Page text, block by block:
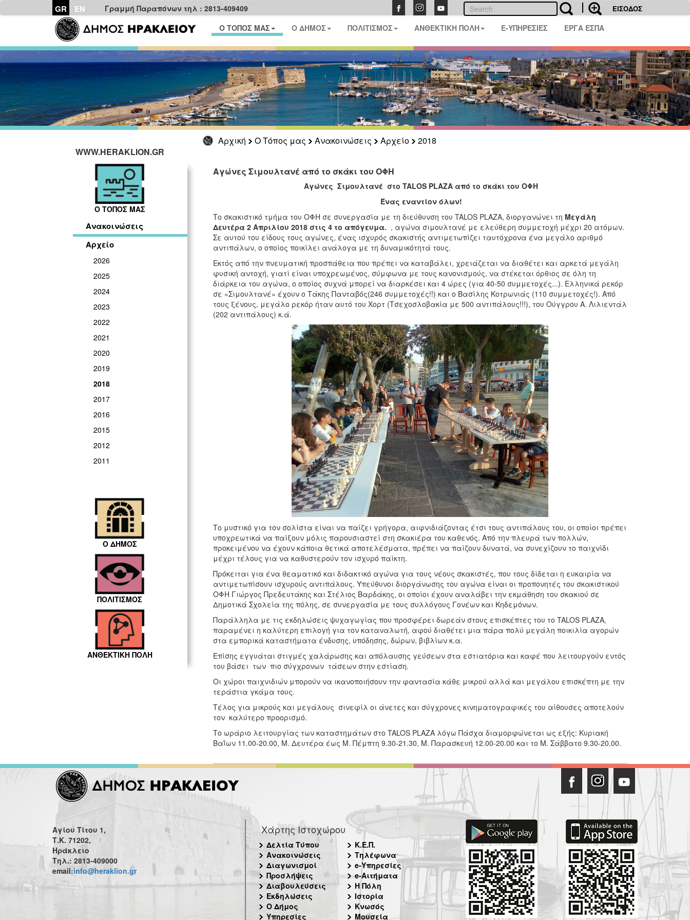
GR EN Γραμμή Παραπόνων τηλ : 2813-409409 ΕΙΣΟΔΟΣ
Ο ΤΟΠΟΣ ΜΑΣ Ο ΔΗΜΟΣ ΠΟΛΙΤΙΣΜΟΣ ΑΝΘΕΚΤΙΚΗ ΠΟΛΗ E-ΥΠΗΡΕΣΙΕΣ ΕΡΓΑ ΕΣΠΑ
Αρχική Ο Τόπος μας Ανακοινώσεις Αρχείο
2018
WWW.HERAKLION.GR
Ο ΤΟΠΟΣ ΜΑΣ
Ανακοινώσεις
Αρχείο
2026
2025
2024
2023
2022
2021
2020
2019
2018
2017
2016
2015
2012
2011
Ο ΔΗΜΟΣ
ΠΟΛΙΤΙΣΜΟΣ
ΑΝΘΕΚΤΙΚΗ ΠΟΛΗ
Αγώνες Σιμουλτανέ από το σκάκι του ΟΦΗ
Αγώνες Σιμουλτανέ στοTALOS PLAZA από το σκάκι του ΟΦΗ
Ένας εναντίον όλων!
Το σκακιστικό τμήμα του ΟΦΗ σε συνεργασία με τη διεύθυνση του TALOS PLAZA, διοργανώνει τη Μεγάλη
Δευτέρα 2 Απριλίου 2018 στις 4 το απόγευμα. , αγώνα σιμουλτανέ με ελεύθερη συμμετοχή μέχρι 20 ατόμων.
Σε αυτού του είδους τους αγώνες, ένας ισχυρός σκακιστής αντιμετωπίζει ταυτόχρονα ένα μεγάλο αριθμό
αντιπάλων, ο οποίος ποικίλει ανάλογα με τη δυναμικότητά τους.
Εκτός από την πνευματική προσπάθεια που πρέπει να καταβάλει, χρειάζεται να διαθέτει και αρκετά μεγάλη
φυσική αντοχή, γιατί είναι υποχρεωμένος, σύμφωνα με τους κανονισμούς, να στέκεται όρθιος σε όλη τη
διάρκεια του αγώνα, ο οποίος συχνά μπορεί να διαρκέσει και 4 ώρες (για 40-50 συμμετοχές...). Ελληνικά ρεκόρ
σε «Σιμουλτανέ» έχουν ο Τάκης Πανταβός(246 συμμετοχές!!) και ο Βασίλης Κοτρωνιάς (110 συμμετοχές!). Από
τους ξένους, μεγάλο ρεκόρ ήταν αυτό του Χορτ (Τσεχοσλοβακία με 500 αντιπάλους!!!), του Ούγγρου Α. Λιλιεντάλ
(202 αντιπάλους) κ.ά.
Το μυστικό για τον σολίστα είναι να παίζει γρήγορα, αιφνιδιάζοντας έτσι τους αντιπάλους του, οι οποίοι πρέπει
υποχρεωτικά να παίξουν μόλις παρουσιαστεί στη σκακιέρα του καθενός. Από την πλευρά των πολλών,
προκειμένου να έχουν κάποια θετικά αποτελέσματα, πρέπει να παίζουν δυνατά, να συνεχίζουν το παιχνίδι
μέχρι τέλους για να καθυστερούν τον ισχυρό παίκτη.
Πρόκειται για ένα θεαματικό και διδακτικό αγώνα για τους νέους σκακιστές, που τους δίδεται η ευκαιρία να
αντιμετωπίσουν ισχυρούς αντιπάλους. Υπεύθυνοι διοργάνωσης του αγώνα είναι οι προπονητές του σκακιστικού
ΟΦΗ Γιώργος Πρεδευτάκης και Στέλιος Βαρδάκης, οι οποίοι έχουν αναλάβει την εκμάθηση του σκακιού σε
Δημοτικά Σχολεία της πόλης, σε συνεργασία με τους συλλόγους Γονέων και Κηδεμόνων.
Παράλληλα με τις εκδηλώσεις ψυχαγωγίας που προσφέρει δωρεάν στους επισκέπτες του το TALOS PLAZA,
παραμένει η καλύτερη επιλογή για τον καταναλωτή, αφού διαθέτει μια πάρα πολύ μεγάλη ποικιλία αγορών
στα εμπορικά καταστήματα ένδυσης, υπόδησης, δώρων, βιβλίων κ.α.
Επίσης εγγυάται στιγμές χαλάρωσης και απόλαυσης γεύσεων στα εστιατόρια και καφέ που λειτουργούν εντός
του βάσει των πιο σύγχρονων τάσεων στην εστίαση.
Οι χώροι παιχνιδιών μπορούν να ικανοποιήσουν την φαντασία κάθε μικρού αλλά και μεγάλου επισκέπτη με την
τεράστια γκάμα τους.
Τέλος για μικρούς και μεγάλους σινεφίλ οι άνετες και σύγχρονες κινηματογραφικές του αίθουσες αποτελούν
τον καλύτερο προορισμό.
Το ωράριο λειτουργίας των καταστημάτων στο TALOS PLAZA λόγω Πάσχα διαμορφώνεται ως εξής: Κυριακή
Βαΐων 11.00-20.00, Μ. Δευτέρα έως Μ. Πέμπτη 9.30-21.30, Μ. Παρασκευή 12.00-20.00 και το Μ. Σάββατο 9.30-20.00.
Αγίου Τίτου 1,
Τ.Κ. 71202,
Ηράκλειο
Τηλ.: 2813-409000
email:info@heraklion.gr
Χάρτης Ιστοχώρου
Δελτία Τύπου
Ανακοινώσεις
Διαγωνισμοί
Προσλήψεις
Διαβουλεύσεις
Εκδηλώσεις
Ο Δήμος
Υπηρεσίες
Κ.Ε.Π.
Τηλέφωνα
e-Υπηρεσίες
e-Αιτήματα
Η Πόλη
Ιστορία
Κνωσός
Μουσεία